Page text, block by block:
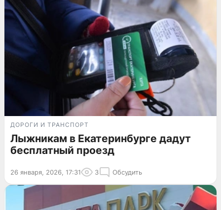
ДОРОГИ И ТРАНСПОРТ
Лыжникам в Екатеринбурге дадут
бесплатный проезд
26 января, 2026, 17:31 3 Обсудить